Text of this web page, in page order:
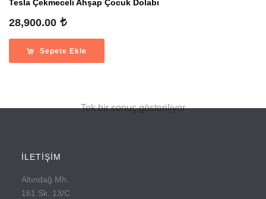
Tesla Çekmeceli Ahşap Çocuk Dolabı
28,900.00
Sepete Ekle
Tek bir sonuç gösteriliyor
İLETİŞİM
Altındağ Mh.
161 Sk. 13/C